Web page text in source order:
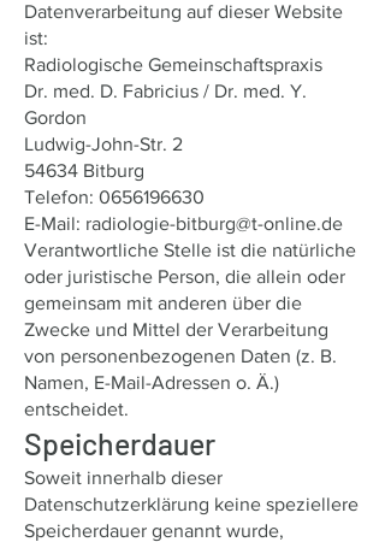
Datenverarbeitung auf dieser Website
ist:
Radiologische Gemeinschaftspraxis
Dr. med. D. Fabricius / Dr. med. Y.
Gordon
Ludwig-John-Str. 2
54634 Bitburg
Telefon: 0656196630
E-Mail: radiologie-bitburg@t-online.de
Verantwortliche Stelle ist die natürliche
oder juristische Person, die allein oder
gemeinsam mit anderen über die
Zwecke und Mittel der Verarbeitung
von personenbezogenen Daten (z. B.
Namen, E-Mail-Adressen o. Ä.)
entscheidet.
Speicherdauer
Soweit innerhalb dieser
Datenschutzerklärung keine speziellere
Speicherdauer genannt wurde,